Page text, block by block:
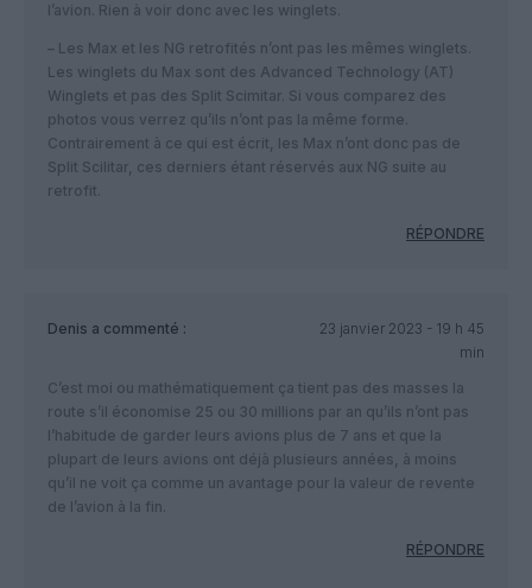
l’avion. Rien à voir donc avec les winglets.
– Les Max et les NG retrofités n’ont pas les mêmes winglets.
Les winglets du Max sont des Advanced Technology (AT)
Winglets et pas des Split Scimitar. Si vous comparez des
photos vous verrez qu’ils n’ont pas la même forme.
Contrairement à ce qui est écrit, les Max n’ont donc pas de
Split Scilitar, ces derniers étant réservés aux NG suite au
retrofit.
RÉPONDRE
Denis a commenté :
23 janvier 2023 - 19 h 45
min
C’est moi ou mathématiquement ça tient pas des masses la
route s’il économise 25 ou 30 millions par an qu’ils n’ont pas
l’habitude de garder leurs avions plus de 7 ans et que la
plupart de leurs avions ont déjà plusieurs années, à moins
qu’il ne voit ça comme un avantage pour la valeur de revente
de l’avion à la fin.
RÉPONDRE